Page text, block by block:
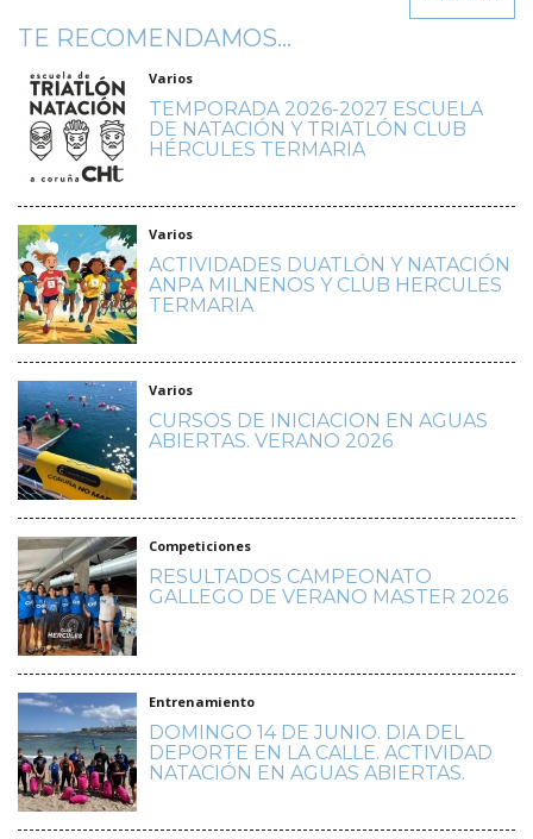
TE RECOMENDAMOS...
Varios
TEMPORADA 2026-2027 ESCUELA
DE NATACIÓN Y TRIATLÓN CLUB
HÉRCULES TERMARIA
Varios
ACTIVIDADES DUATLÓN Y NATACIÓN
ANPA MILNENOS Y CLUB HERCULES
TERMARIA
Varios
CURSOS DE INICIACION EN AGUAS
ABIERTAS. VERANO 2026
Competiciones
RESULTADOS CAMPEONATO
GALLEGO DE VERANO MASTER 2026
Entrenamiento
DOMINGO 14 DE JUNIO. DIA DEL
DEPORTE EN LA CALLE. ACTIVIDAD
NATACIÓN EN AGUAS ABIERTAS.